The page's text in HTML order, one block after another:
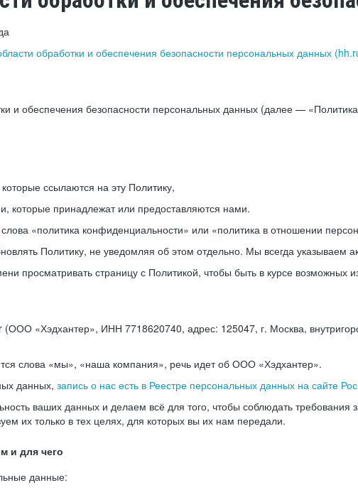
обработки и обеспечения безопасности персональных данных
и обеспечения безопасности персональных данных (далее —
ссылаются на эту Политику,
которые принадлежат или предоставляются нами.
«политика конфиденциальности» или «политика в отношении
Политику, не уведомляя об этом отдельно. Мы всегда указываем
просматривать страницу с Политикой, чтобы быть в курсе
«Хэдхантер», ИНН 7718620740, адрес: 125047, г. Москва,
слова «мы», «наша компания», речь идет об ООО «Хэдхантер».
данных, запись о нас есть в Реестре персональных данных на сайте
ваших данных и делаем всё для того, чтобы соблюдать
их только в тех целях, для которых вы их нам передали.
и для чего
данные: